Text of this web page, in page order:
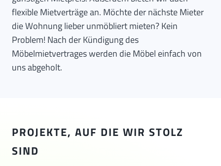
flexible Mietverträge an. Möchte der nächste Mieter
die Wohnung lieber unmöbliert mieten? Kein
Problem! Nach der Kündigung des
Möbelmietvertrages werden die Möbel einfach von
uns abgeholt.
PROJEKTE, AUF DIE WIR STOLZ
SIND